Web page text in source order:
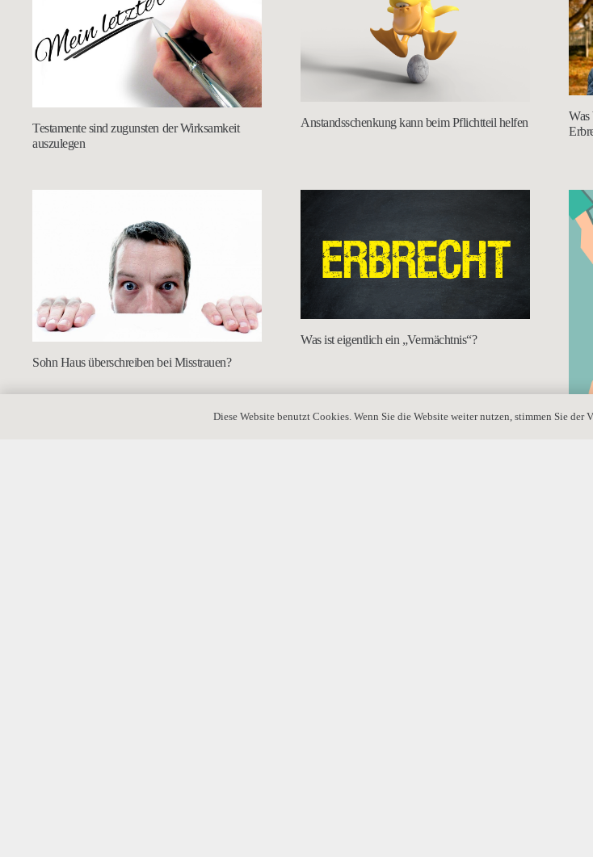
Testamente sind zugunsten der Wirksamkeit
auszulegen
Anstandsschenkung kann beim Pflichtteil helfen
Was
Sohn Haus überschreiben bei Misstrauen?
Was ist eigentlich ein „Vermächtnis“?
Diese Website benutzt Cookies. Wenn Sie die Website weiter nutzen, stimmen Sie der